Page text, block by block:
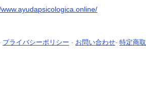
プライバシーポリシー - お問い合わせ- 特定商